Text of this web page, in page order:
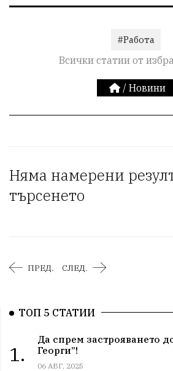
#Работа
Всички статии от
/ Новини
Няма намерени
търсенето
ПРЕД. СЛЕД.
ТОП 5 СТАТИИ
1.
Да спрем застрояването
Георги”!
06 АВГ, 2025